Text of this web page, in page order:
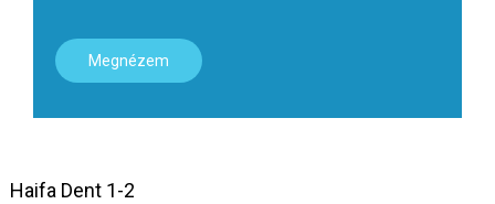
Megnézem
Haifa Dent 1-2